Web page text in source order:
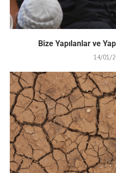
Bize Yapılanlar ve
14/01/